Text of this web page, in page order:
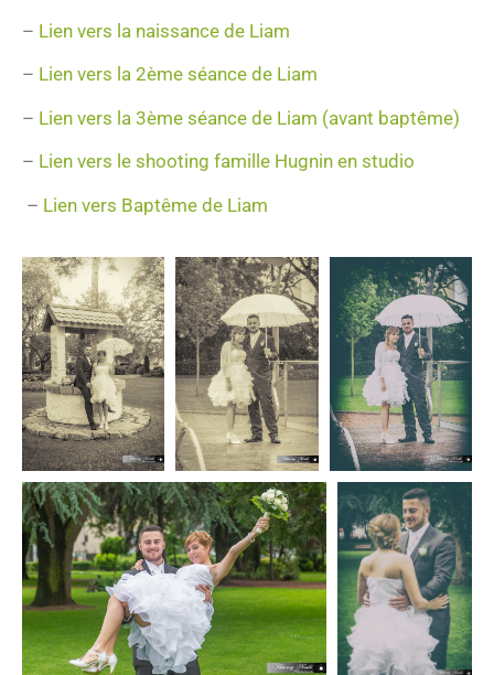
– Lien vers la naissance de Liam
– Lien vers la 2ème séance de Liam
– Lien vers la 3ème séance de Liam (avant baptême)
– Lien vers le shooting famille Hugnin en studio
– Lien vers Baptême de Liam